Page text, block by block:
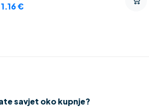
1.16€
savjet oko kupnje?